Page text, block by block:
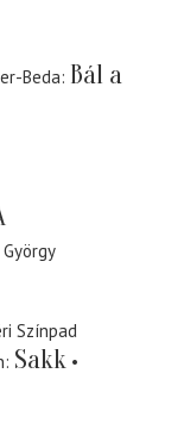
Beda Bál a
Színpad
Sakk